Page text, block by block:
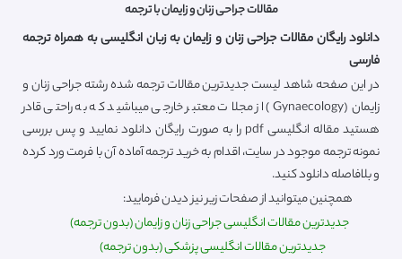
مقالات جراحی زنان و زایمان با ترجمه
دانلود رایگان مقالات جراحی زنان و زایمان به زبان انگلیسی به همراه ترجمه
فارسی
در این صفحه شاهد لیست جدیدترین مقالات ترجمه شده رشته جراحی زنان و
زایمان (Gynaecology) از مجلات معتبر خارجی میباشید که به راحتی قادر
هستید مقاله انگلیسی pdf را به صورت رایگان دانلود نمایید و پس بررسی
نمونه ترجمه موجود در سایت، اقدام به خرید ترجمه آماده آن با فرمت ورد کرده
و بلافاصله دانلود کنید.
همچنین میتوانید از صفحات زیر نیز دیدن فرمایید:
جدیدترین مقالات انگلیسی جراحی زنان و زایمان (بدون ترجمه)
جدیدترین مقالات انگلیسی پزشکی (بدون ترجمه)